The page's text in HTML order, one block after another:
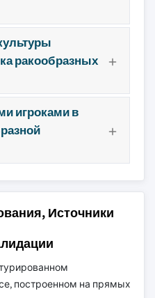
ракообразных
игроками в
Источники
построенном на прямых